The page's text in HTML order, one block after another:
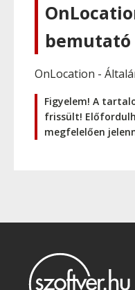
bemutató
OnLocation -
Figyelem! A
frissült!
megfelelően